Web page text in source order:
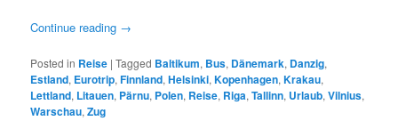
Continue reading →
Posted in Reise |Tagged Baltikum, Bus, Dänemark, Danzig,
Estland, Eurotrip,Finnland,Helsinki,Kopenhagen,Krakau,
Lettland, Litauen, Pärnu, Polen, Reise, Riga,Tallinn, Urlaub,Vilnius,
Warschau,Zug